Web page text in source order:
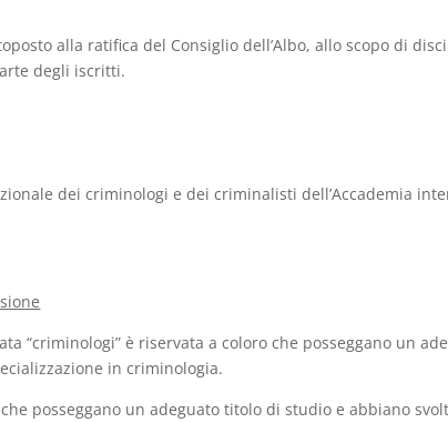
alla ratifica del Consiglio dell’Albo, allo scopo di
degli iscritti.
dei criminologi e dei criminalisti dell’Accademia
“criminologi” è riservata a coloro che posseggano un
in criminologia.
posseggano un adeguato titolo di studio e abbiano